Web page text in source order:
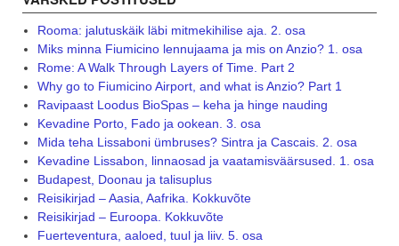
Rooma: jalutuskäik läbi mitmekihilise aja. 2. osa
Miks minna Fiumicino lennujaama ja mis on Anzio? 1. osa
Rome: A Walk Through Layers of Time. Part 2
Why go to Fiumicino Airport, and what is Anzio? Part 1
Ravipaast Loodus BioSpas – keha ja hinge nauding
Kevadine Porto, Fado ja ookean. 3. osa
Mida teha Lissaboni ümbruses? Sintra ja Cascais. 2. osa
Kevadine Lissabon, linnaosad ja vaatamisväärsused. 1. osa
Budapest, Doonau ja talisuplus
Reisikirjad – Aasia, Aafrika. Kokkuvõte
Reisikirjad – Euroopa. Kokkuvõte
Fuerteventura, aaloed, tuul ja liiv. 5. osa